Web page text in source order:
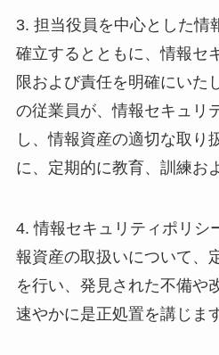
3. 担当役員を中心とした情
確立するとともに、情報セ
限および責任を明確にいた
の従業員が、情報セキュリ
し、情報資産の適切な取り
に、定期的に教育、訓練お
4. 情報セキュリティポリシ
報資産の取扱いについて、
を行い、発見された不備や
速やかに是正処置を講じま